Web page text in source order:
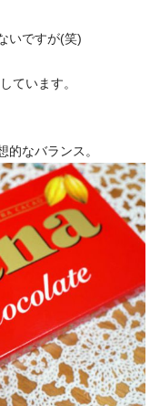
いですが(笑)
ています。
なバランス。